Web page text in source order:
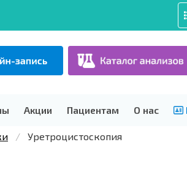
Акции Пациентам О нас
Уретроцистоскопия